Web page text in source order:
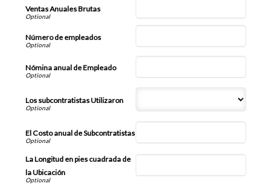
Ventas Anuales Brutas
Número de empleados
Nómina anual de Empleado
Los subcontratistas Utilizaron
El Costo anual de Subcontratistas
La Longitud en pies cuadrada de
la Ubicación